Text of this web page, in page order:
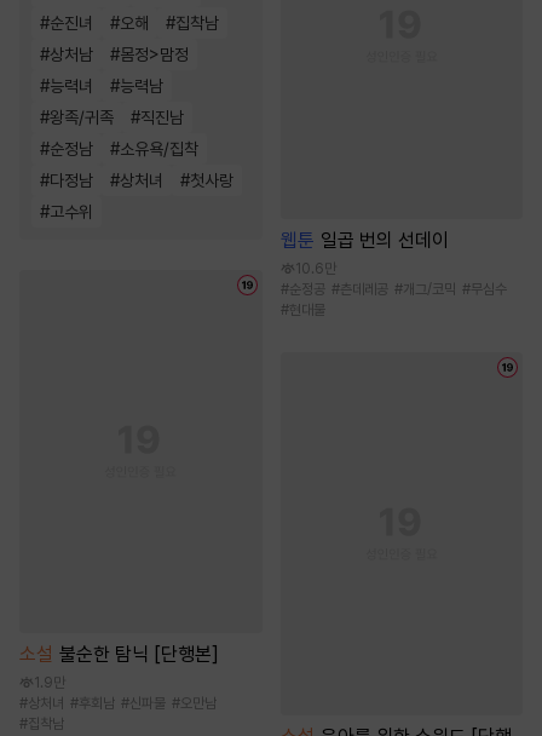
#순진녀 #오해 #집착남
#상처남 #몸정>맘정
#능력녀 #능력남
#왕족/귀족 #직진남
#순정남 #소유욕/집착
#다정남 #상처녀 #첫사랑
#고수위
소설 불순한 탐닉 [단행본]
1.9만
#상처녀 #후회남 #신파물 #오만남
#집착남
웹툰 일곱 번의 선데이
10.6만
#순정공 #츤데레공 #개그/코믹 #무심수
#현대물